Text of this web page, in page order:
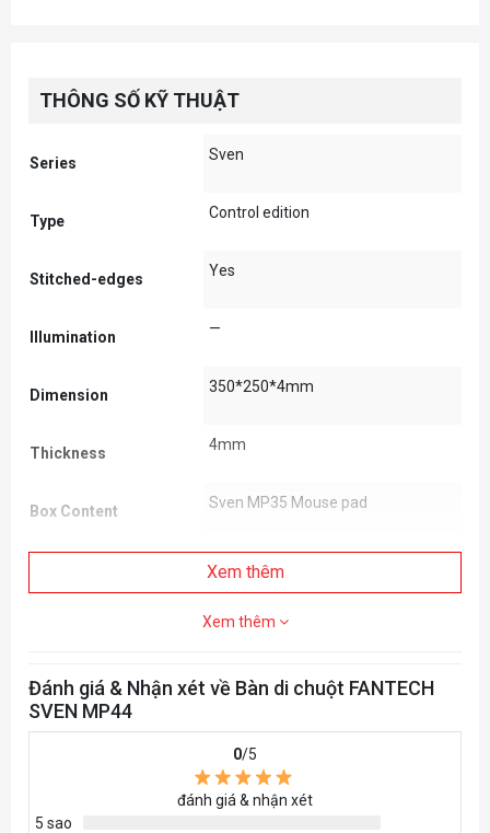
THÔNG SỐ KỸ THUẬT
Series Sven
Type Control edition
Stitched-edges Yes
Illumination —
Dimension 350*250*4mm
Thickness 4mm
Box Content Sven MP35 Mouse pad
Xem thêm
Xem thêm
Đánh giá & Nhận xét về Bàn di chuột FANTECH
SVEN MP44
0/5
đánh giá & nhận xét
5 sao